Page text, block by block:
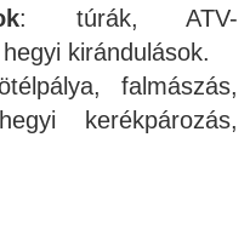
: túrák, ATV-
kirándulások.
falmászás,
kerékpározás,